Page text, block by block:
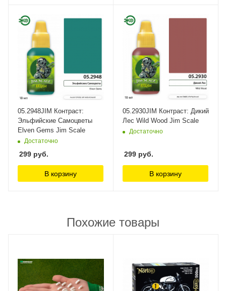
05.2948JIM Контраст:
Эльфийские Самоцветы
Elven Gems Jim Scale
Достаточно
299 руб.
В корзину
05.2930JIM Контраст: Дикий
Лес Wild Wood Jim Scale
Достаточно
299 руб.
В корзину
Похожие товары